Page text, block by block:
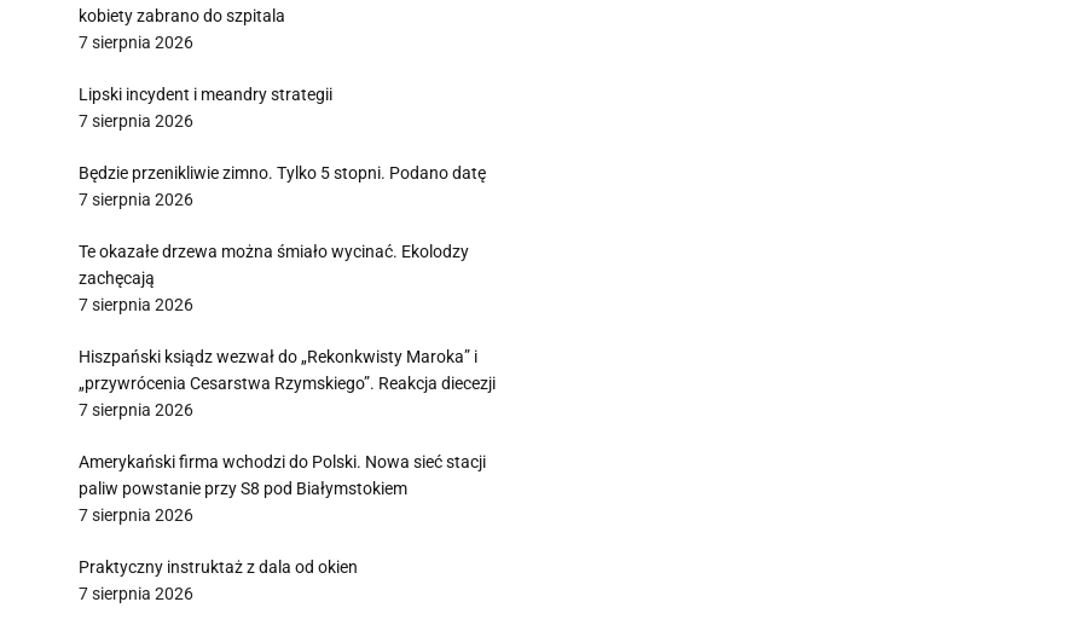
kobiety zabrano do szpitala
7 sierpnia 2026
Lipski incydent i meandry strategii
7 sierpnia 2026
Będzie przenikliwie zimno. Tylko 5 stopni. Podano datę
7 sierpnia 2026
Te okazałe drzewa można śmiało wycinać. Ekolodzy
zachęcają
7 sierpnia 2026
Hiszpański ksiądz wezwał do „Rekonkwisty Maroka” i
„przywrócenia Cesarstwa Rzymskiego”. Reakcja diecezji
7 sierpnia 2026
Amerykański firma wchodzi do Polski. Nowa sieć stacji
paliw powstanie przy S8 pod Białymstokiem
7 sierpnia 2026
Praktyczny instruktaż z dala od okien
7 sierpnia 2026